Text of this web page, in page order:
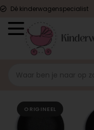
Dé kinderwagenspecialist
ORIGINEEL